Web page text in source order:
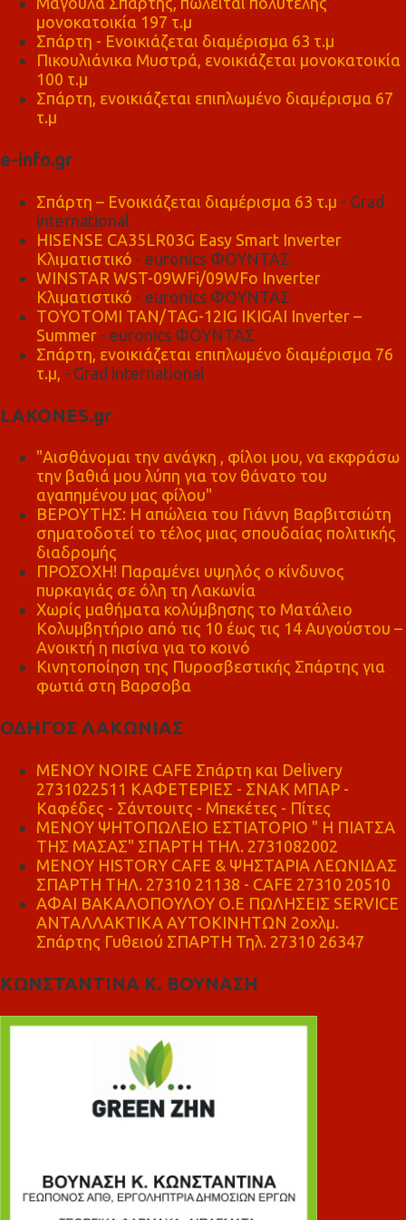
μονοκατοικία 197 τ.μ
Σπάρτη - Ενοικιάζεται διαμέρισμα 63 τ.μ
Πικουλιάνικα Μυστρά, ενοικιάζεται μονοκατοικία
100 τ.μ
Σπάρτη, ενοικιάζεται επιπλωμένο διαμέρισμα 67
τ.μ
e-info.gr
Σπάρτη – Ενοικιάζεται διαμέρισμα 63 τ.μ - Grad
international
HISENSE CA35LR03G Easy Smart Inverter
Κλιματιστικό - euronics ΦΟΥΝΤΑΣ
WINSTAR WST-09WFi/09WFo Inverter
Κλιματιστικό - euronics ΦΟΥΝΤΑΣ
TOYOTOMI TAN/TAG-12IG IKIGAI Inverter –
Summer - euronics ΦΟΥΝΤΑΣ
Σπάρτη, ενοικιάζεται επιπλωμένο διαμέρισμα 76
τ.μ, - Grad international
LAKONES.gr
"Αισθάνομαι την ανάγκη , φίλοι μου, να εκφράσω
την βαθιά μου λύπη για τον θάνατο του
αγαπημένου μας φίλου"
ΒΕΡΟΥΤΗΣ: Η απώλεια του Γιάννη Βαρβιτσιώτη
σηματοδοτεί το τέλος μιας σπουδαίας πολιτικής
διαδρομής
ΠΡΟΣΟΧΗ! Παραμένει υψηλός ο κίνδυνος
πυρκαγιάς σε όλη τη Λακωνία
Χωρίς μαθήματα κολύμβησης το Ματάλειο
Κολυμβητήριο από τις 10 έως τις 14 Αυγούστου –
Ανοικτή η πισίνα για το κοινό
Κινητοποίηση της Πυροσβεστικής Σπάρτης για
φωτιά στη Βαρσοβα
ΟΔΗΓΟΣ ΛΑΚΩΝΙΑΣ
MENOY NOIRE CAFE Σπάρτη και Delivery
2731022511 ΚΑΦΕΤΕΡΙΕΣ - ΣΝΑΚ ΜΠΑΡ -
Καφέδες - Σάντουιτς - Μπεκέτες - Πίτες
ΜΕΝΟΥ ΨΗΤΟΠΩΛΕΙΟ ΕΣΤΙΑΤΟΡΙΟ " Η ΠΙΑΤΣΑ
ΤΗΣ ΜΑΣΑΣ" ΣΠΑΡΤΗ ΤΗΛ. 2731082002
ΜΕΝΟΥ HISTORY CAFE & ΨΗΣΤΑΡΙΑ ΛΕΩΝΙΔΑΣ
ΣΠΑΡΤΗ ΤΗΛ. 27310 21138 - CAFE 27310 20510
ΑΦΑΙ ΒΑΚΑΛΟΠΟΥΛΟΥ Ο.Ε ΠΩΛΗΣΕΙΣ SERVICE
ΑΝΤΑΛΛΑΚΤΙΚΑ ΑΥΤΟΚΙΝΗΤΩΝ 2οχλμ.
Σπάρτης Γυθειού ΣΠΑΡΤΗ Τηλ. 27310 26347
ΚΩΝΣΤΑΝΤΙΝΑ Κ. ΒΟΥΝΑΣΗ